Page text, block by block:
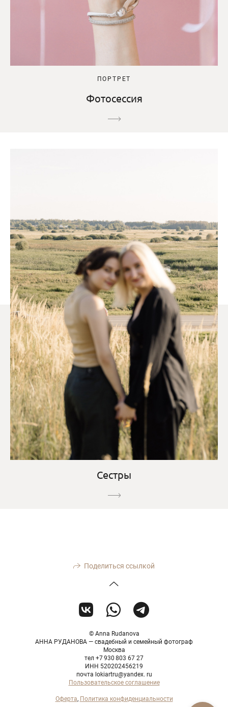
ПОРТРЕТ
Фотосессия
Сестры
Поделиться ссылкой
© Anna Rudanova
АННА РУДАНОВА — свадебный и семейный фотограф
Москва
тел +7 930 803 67 27
ИНН 520202456219
почта lokiartru@yandex. ru
Пользовательское соглашение
Оферта, Политика конфиденциальности